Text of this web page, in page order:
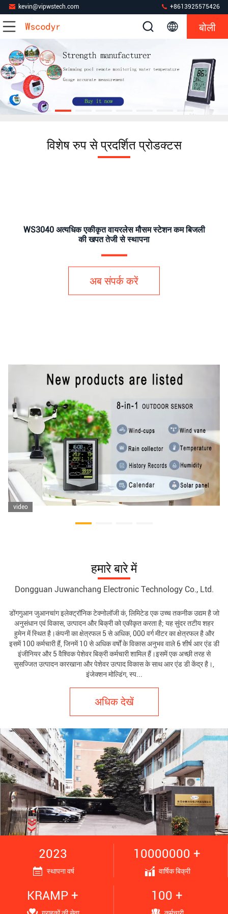
kevin@vipwstech.com +8613925575426
बोली
विशेष रुप से प्रदर्शित प्रोडक्टस
WS3040 अत्यधिक एकीकृत वायरलेस मौसम स्टेशन कम बिजली
की खपत तेजी से स्थापना
अब संपर्क करें
video
हमारे बारे में
Dongguan Juwanchang Electronic Technology Co., Ltd.
डोंगगुआन जुआनचांग इलेक्ट्रॉनिक टेक्नोलॉजी कं, लिमिटेड एक उच्च तकनीक उद्यम है जो
अनुसंधान एवं विकास, उत्पादन और बिक्री को एकीकृत करता है; यह सुंदर तटीय शहर
हुमेन में स्थित है।कंपनी का क्षेत्रफल 5 से अधिक, 000 वर्ग मीटर का क्षेत्रफल है और
इसमें 100 कर्मचारी हैं, जिनमें 10 से अधिक वर्षों के विकास अनुभव वाले 6 शीर्ष आर एंड डी
इंजीनियर और 5 वैश्विक पेशेवर बिक्री कर्मचारी शामिल हैं।इसमें एक अच्छी तरह से
सुसज्जित उत्पादन कारखाना और पेशेवर उत्पाद विकास के साथ आर एंड डी केंद्र है।,
इंजेक्शन मोल्डिंग, स्प...
अधिक देखें
2023
स्थापना वर्ष
10000000 +
वार्षिक बिक्री
KRAMP + 100 +